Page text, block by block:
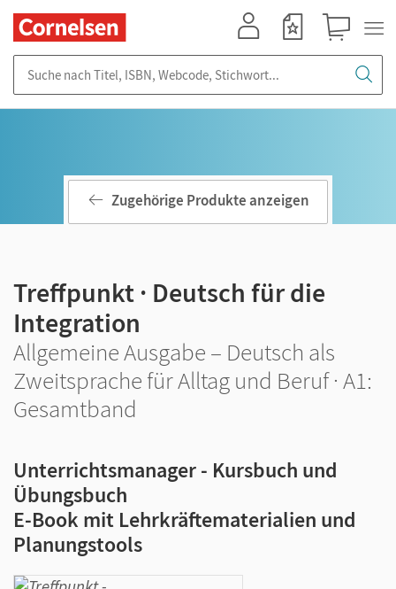
Zugehörige Produkte anzeigen
Treffpunkt · Deutsch für die
Integration
Allgemeine Ausgabe – Deutsch als
Zweitsprache für Alltag und Beruf · A1:
Gesamtband
Unterrichtsmanager - Kursbuch und
Übungsbuch
E-Book mit Lehrkräftematerialien und
Planungstools